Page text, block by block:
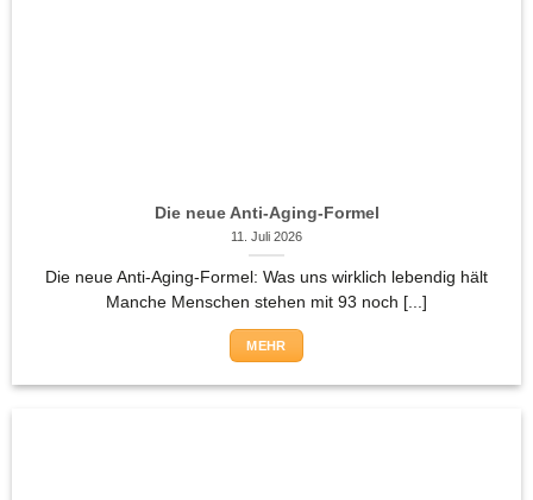
Die neue Anti-Aging-Formel
11. Juli 2026
Die neue Anti-Aging-Formel: Was uns wirklich lebendig hält
Manche Menschen stehen mit 93 noch [...]
MEHR